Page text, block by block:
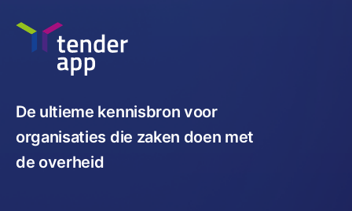
De ultieme kennisbron voor
organisaties die zaken doen met
de overheid